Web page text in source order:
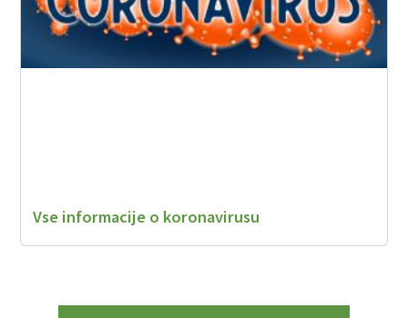
Vse informacije o koronavirusu